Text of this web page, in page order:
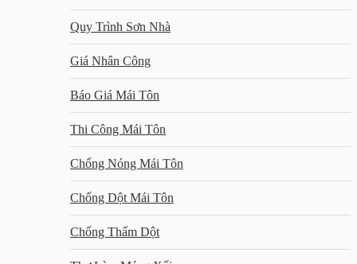
Quy Trình Sơn Nhà
Giá Nhân Công
Báo Giá Mái Tôn
Thi Công Mái Tôn
Chống Nóng Mái Tôn
Chống Dột Mái Tôn
Chống Thấm Dột